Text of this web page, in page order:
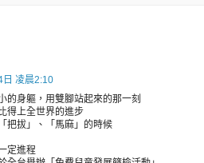
凌晨2:10
的身軀，用雙腳站起來的那一刻
得上全世界的進步
把拔」、「馬麻」的時候
定進程